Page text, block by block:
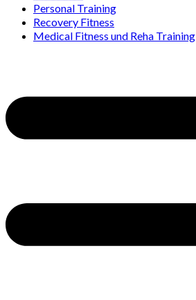
Personal Training
Recovery Fitness
Medical Fitness und Reha Training